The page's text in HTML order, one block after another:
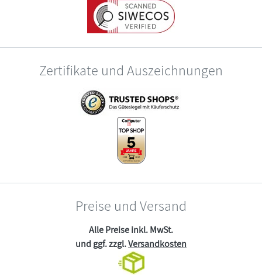
Zertifikate und Auszeichnungen
Preise und Versand
Alle Preise inkl. MwSt.
und ggf. zzgl.Versandkosten